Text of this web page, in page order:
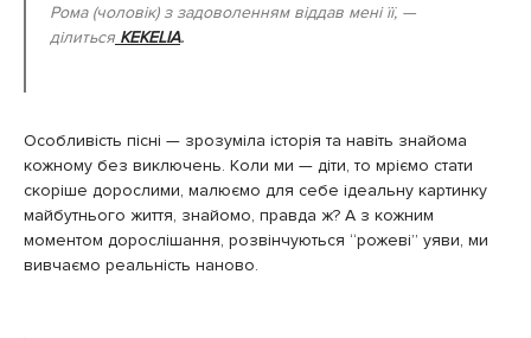
Рома (чоловік) з задоволенням віддав мені її, —
ділиться KEKELIA.
Особливість пісні — зрозуміла історія та навіть знайома
кожному без виключень. Коли ми — діти, то мріємо стати
скоріше дорослими, малюємо для себе ідеальну картинку
майбутнього життя, знайомо, правда ж? А з кожним
моментом дорослішання, розвінчуються “рожеві” уяви, ми
вивчаємо реальність наново.